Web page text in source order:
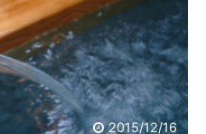
2015/12/16